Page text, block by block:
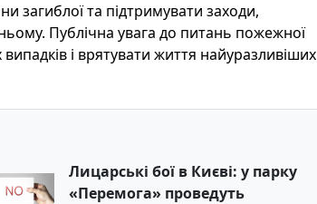
загиблої та підтримувати заходи,
Публічна увага до питань пожежної
і врятувати життя найуразливіших
Лицарські бої в Києві: у парку
«Перемога» проведуть